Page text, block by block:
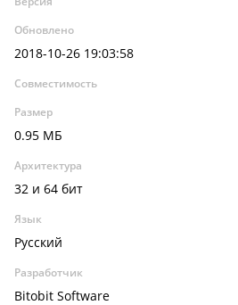
Обновлено
2018-10-26 19:03:58
Совместимость
Размер
0.95 МБ
Архитектура
32 и 64 бит
Язык
Русский
Разработчик
Bitobit Software